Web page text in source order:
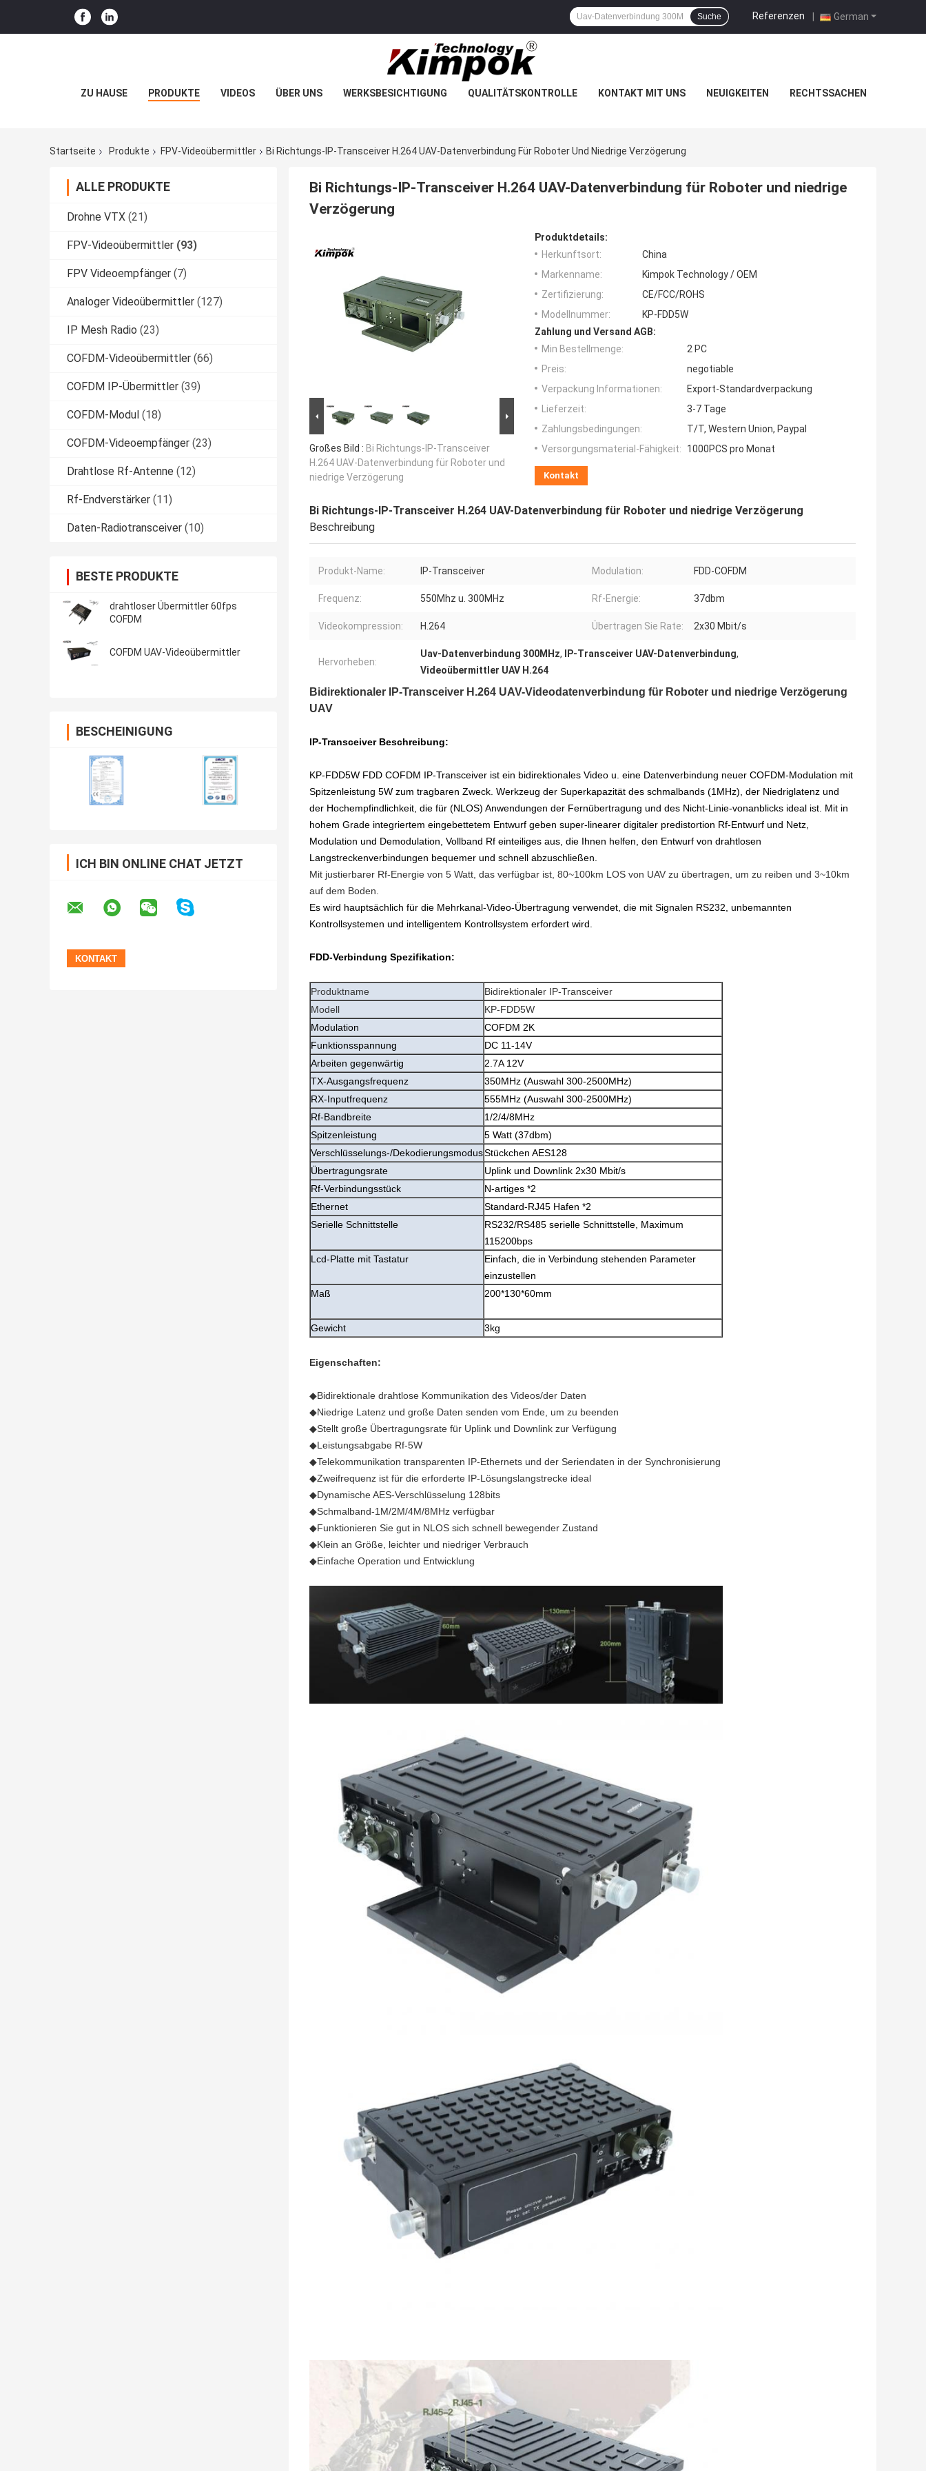
German
Referenzen |
Suche
ZU HAUSE PRODUKTE VIDEOS ÜBER UNS WERKSBESICHTIGUNG QUALITÄTSKONTROLLE KONTAKT MIT UNS NEUIGKEITEN RECHTSSACHEN
Startseite Produkte FPV-Videoübermittler Bi Richtungs-IP-Transceiver H.264 UAV-Datenverbindung Für Roboter Und Niedrige Verzögerung
ALLE PRODUKTE
Drohne VTX (21)
FPV-Videoübermittler (93)
FPV Videoempfänger (7)
Analoger Videoübermittler (127)
IP Mesh Radio (23)
COFDM-Videoübermittler (66)
COFDM IP-Übermittler (39)
COFDM-Modul (18)
COFDM-Videoempfänger (23)
Drahtlose Rf-Antenne (12)
Rf-Endverstärker (11)
Daten-Radiotransceiver (10)
BESTE PRODUKTE
drahtloser Übermittler 60fps
COFDM
COFDM UAV-Videoübermittler
BESCHEINIGUNG
ICH BIN ONLINE CHAT JETZT
Bi Richtungs-IP-Transceiver H.264 UAV-Datenverbindung für Roboter und niedrige
Verzögerung
Großes Bild : Bi Richtungs-IP-Transceiver
H.264 UAV-Datenverbindung für Roboter und
niedrige Verzögerung
Produktdetails:
Herkunftsort:
China
Markenname:
Kimpok Technology / OEM
Zertifizierung:
CE/FCC/ROHS
Modellnummer:
KP-FDD5W
Zahlung und Versand AGB:
Min Bestellmenge:
2 PC
Preis:
negotiable
Verpackung Informationen:
Export-Standardverpackung
Lieferzeit:
3-7 Tage
Zahlungsbedingungen:
T/T, Western Union, Paypal
Versorgungsmaterial-Fähigkeit:
1000PCS pro Monat
Kontakt
Bi Richtungs-IP-Transceiver H.264 UAV-Datenverbindung für Roboter und niedrige Verzögerung
Beschreibung
Produkt-Name: IP-Transceiver Modulation: FDD-COFDM
Frequenz: 550Mhz u. 300MHz Rf-Energie: 37dbm
Videokompression: H.264 Übertragen Sie Rate: 2x30 Mbit/s
Hervorheben:
Uav-Datenverbindung 300MHz, IP-Transceiver UAV-Datenverbindung,
Videoübermittler UAV H.264
Bidirektionaler IP-Transceiver H.264 UAV-Videodatenverbindung für Roboter und niedrige Verzögerung
UAV
IP-Transceiver Beschreibung:
KP-FDD5W FDD COFDM IP-Transceiver ist ein bidirektionales Video u. eine Datenverbindung neuer COFDM-Modulation mit
Spitzenleistung 5W zum tragbaren Zweck. Werkzeug der Superkapazität des schmalbands (1MHz), der Niedriglatenz und
der Hochempfindlichkeit, die für (NLOS) Anwendungen der Fernübertragung und des Nicht-Linie-vonanblicks ideal ist. Mit in
hohem Grade integriertem eingebettetem Entwurf geben super-linearer digitaler predistortion Rf-Entwurf und Netz,
Modulation und Demodulation, Vollband Rf einteiliges aus, die Ihnen helfen, den Entwurf von drahtlosen
Langstreckenverbindungen bequemer und schnell abzuschließen.
Mit justierbarer Rf-Energie von 5 Watt, das verfügbar ist, 80~100km LOS von UAV zu übertragen, um zu reiben und 3~10km
auf dem Boden.
Es wird hauptsächlich für die Mehrkanal-Video-Übertragung verwendet, die mit Signalen RS232, unbemannten
Kontrollsystemen und intelligentem Kontrollsystem erfordert wird.
FDD-Verbindung Spezifikation:
Produktname
Bidirektionaler IP-Transceiver
Modell
KP-FDD5W
Modulation
COFDM 2K
Funktionsspannung
DC 11-14V
Arbeiten gegenwärtig
2.7A 12V
TX-Ausgangsfrequenz
350MHz (Auswahl 300-2500MHz)
RX-Inputfrequenz
555MHz (Auswahl 300-2500MHz)
Rf-Bandbreite
1/2/4/8MHz
Spitzenleistung
5 Watt (37dbm)
Verschlüsselungs-/DekodierungsmodusStückchen AES128
Übertragungsrate
Uplink und Downlink 2x30 Mbit/s
Rf-Verbindungsstück
N-artiges *2
Ethernet
Standard-RJ45 Hafen *2
Serielle Schnittstelle
RS232/RS485 serielle Schnittstelle, Maximum
115200bps
Lcd-Platte mit Tastatur
Einfach, die in Verbindung stehenden Parameter
einzustellen
Maß
200*130*60mm
Gewicht 3kg
Eigenschaften:
◆Bidirektionale drahtlose Kommunikation des Videos/der Daten
◆Niedrige Latenz und große Daten senden vom Ende, um zu beenden
◆Stellt große Übertragungsrate für Uplink und Downlink zur Verfügung
◆Leistungsabgabe Rf-5W
◆Telekommunikation transparenten IP-Ethernets und der Seriendaten in der Synchronisierung
◆Zweifrequenz ist für die erforderte IP-Lösungslangstrecke ideal
◆Dynamische AES-Verschlüsselung 128bits
◆Schmalband-1M/2M/4M/8MHz verfügbar
◆Funktionieren Sie gut in NLOS sich schnell bewegender Zustand
◆Klein an Größe, leichter und niedriger Verbrauch
◆Einfache Operation und Entwicklung